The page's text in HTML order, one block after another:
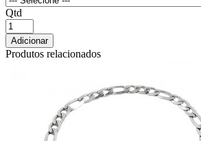
Qtd
Adicionar
Produtos relacionados